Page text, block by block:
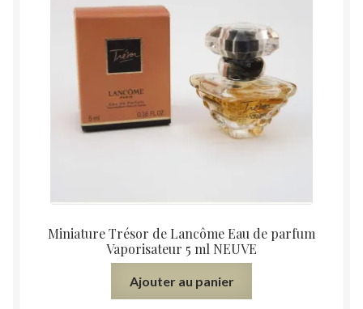
Miniature Trésor de Lancôme Eau de parfum
Vaporisateur 5 ml NEUVE
Ajouter au panier